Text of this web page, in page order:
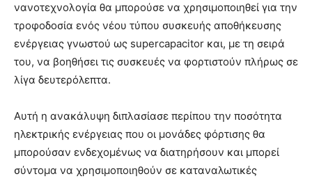
νανοτεχνολογία θα μπορούσε να χρησιμοποιηθεί για την
τροφοδοσία ενός νέου τύπου συσκευής αποθήκευσης
ενέργειας γνωστού ως supercapacitor και, με τη σειρά
του, να βοηθήσει τις συσκευές να φορτιστούν πλήρως σε
λίγα δευτερόλεπτα.
Αυτή η ανακάλυψη διπλασίασε περίπου την ποσότητα
ηλεκτρικής ενέργειας που οι μονάδες φόρτισης θα
μπορούσαν ενδεχομένως να διατηρήσουν και μπορεί
σύντομα να χρησιμοποιηθούν σε καταναλωτικές